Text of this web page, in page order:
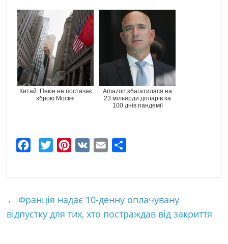
Китай: Пекін не постачає
зброю Москві
Amazon збагатилася на
23 мільярди доларів за
100 днів пандемії
b
o
t
e
e
r
l
к
а
← Франція надає 10-денну оплачувану
відпустку для тих, хто постраждав від закриття